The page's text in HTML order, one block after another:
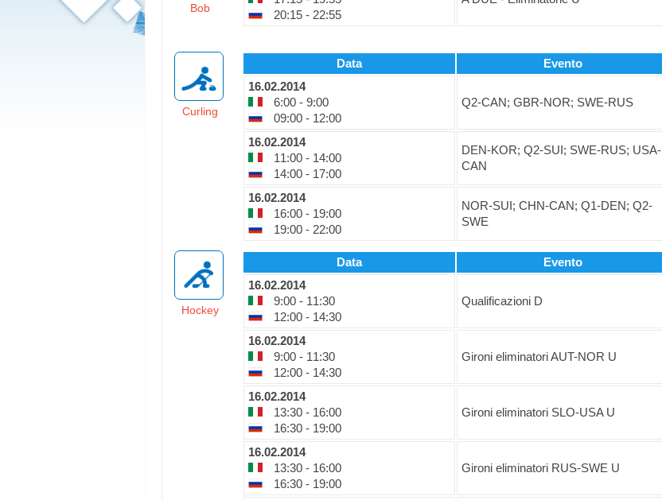
Bob
20:15 - 22:55
Curling
Data Evento
16.02.2014
6:00 - 9:00
09:00 - 12:00
Q2-CAN; GBR-NOR; SWE-RUS
16.02.2014
11:00 - 14:00
14:00 - 17:00
DEN-KOR; Q2-SUI; SWE-RUS; USA-
CAN
16.02.2014
16:00 - 19:00
19:00 - 22:00
NOR-SUI; CHN-CAN; Q1-DEN; Q2-
SWE
Hockey
Data Evento
16.02.2014
9:00 - 11:30
12:00 - 14:30
Qualificazioni D
16.02.2014
9:00 - 11:30
12:00 - 14:30
Gironi eliminatori AUT-NOR U
16.02.2014
13:30 - 16:00
16:30 - 19:00
Gironi eliminatori SLO-USA U
16.02.2014
13:30 - 16:00
16:30 - 19:00
Gironi eliminatori RUS-SWE U